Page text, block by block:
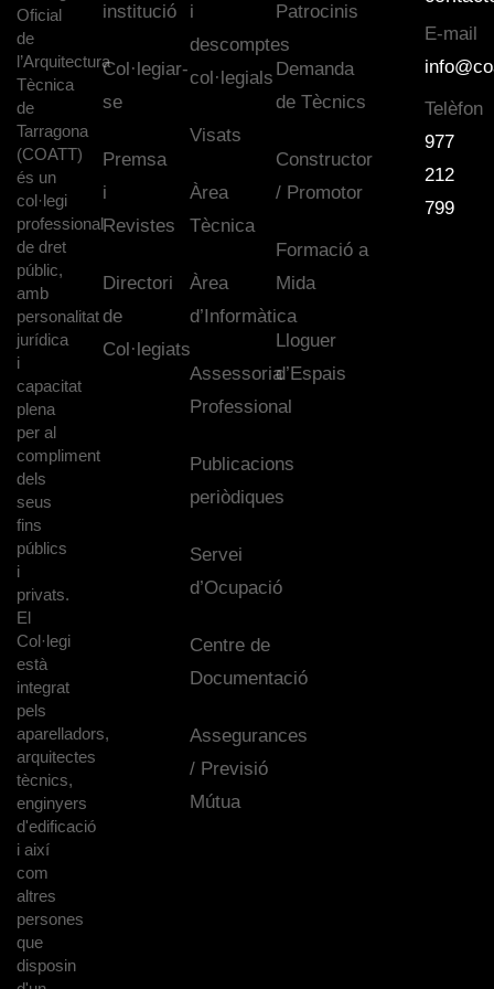
Oficial
de
l’Arquitectura
Tècnica
de
Tarragona
(COATT)
és un
col·legi
professional
de dret
públic,
amb
personalitat
jurídica
i
capacitat
plena
per al
compliment
dels
seus
fins
públics
i
privats.
El
Col·legi
està
integrat
pels
aparelladors,
arquitectes
tècnics,
enginyers
d'edificació
i així
com
altres
persones
que
disposin
institució
Col·legiar-
se
Premsa
i
Revistes
Directori
de
Col·legiats
i
descomptes
col·legials
Visats
Àrea
Tècnica
Àrea
d’Informàtica
Assessoria
Professional
Publicacions
periòdiques
Servei
d’Ocupació
Centre de
Documentació
Assegurances
/ Previsió
Mútua
Patrocinis
Demanda
de Tècnics
Constructor
/ Promotor
Formació a
Mida
Lloguer
d’Espais
E-mail
Telèfon
977
212
799